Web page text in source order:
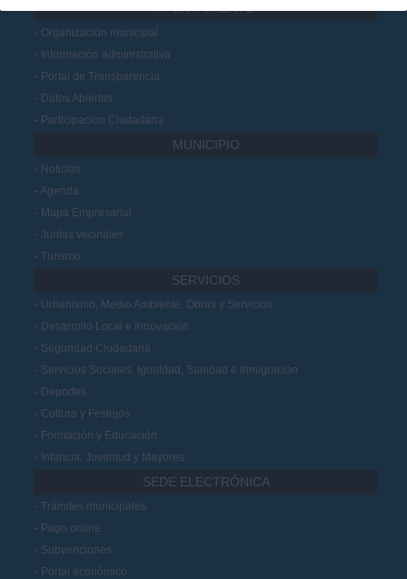
AYUNTAMIENTO
Organización municipal
Información administrativa
Portal de Transparencia
Datos Abiertos
Participación Ciudadana
MUNICIPIO
Noticias
Agenda
Mapa Empresarial
Juntas vecinales
Turismo
SERVICIOS
Urbanismo, Medio Ambiente, Obras y Servicios
Desarrollo Local e Innovación
Seguridad Ciudadana
Servicios Sociales, Igualdad, Sanidad e Inmigración
Deportes
Cultura y Festejos
Formación y Educación
Infancia, Juventud y Mayores
SEDE ELECTRÓNICA
Trámites municipales
Pago online
Subvenciones
Portal económico